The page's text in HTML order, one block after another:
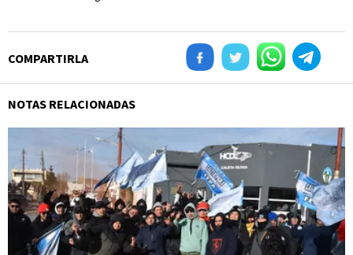
COMPARTIRLA
NOTAS RELACIONADAS